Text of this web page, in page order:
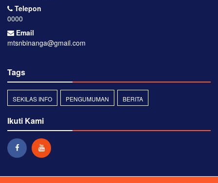
Telepon
0000
Email
mtsnbinanga@gmail.com
Tags
SEKILAS INFO PENGUMUMAN BERITA
Ikuti Kami